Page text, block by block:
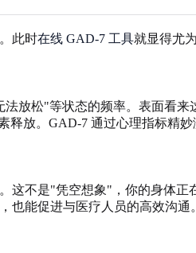
此时在线 GAD-7 工具就显得尤
放松"等状态的频率。表面看
放。GAD-7 通过心理指标精妙
这不是"凭空想象"，你的身体
能促进与医疗人员的高效沟通